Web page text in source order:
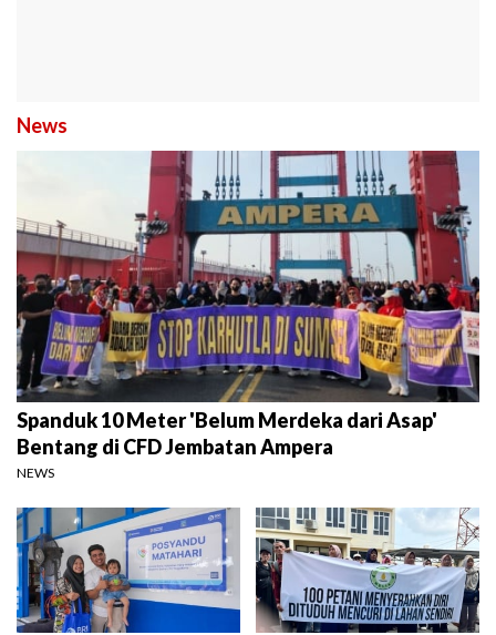
News
Spanduk 10 Meter 'Belum Merdeka dari Asap'
Bentang di CFD Jembatan Ampera
NEWS